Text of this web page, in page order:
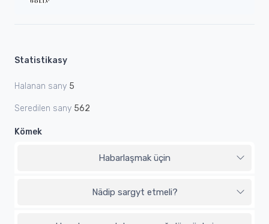
Statistikasy
Halanan sany 5
Seredilen sany 562
Kömek
Habarlaşmak üçin
Nädip sargyt etmeli?